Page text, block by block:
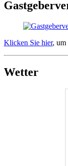
Klicken Sie hier, um
Wetter